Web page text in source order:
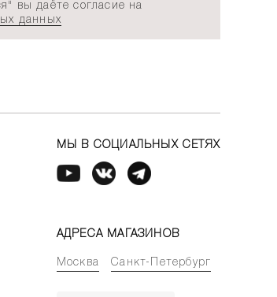
вы даёте согласие на
данных
МЫ В СОЦИАЛЬНЫХ СЕТЯХ
АДРЕСА МАГАЗИНОВ
Москва Санкт-Петербург